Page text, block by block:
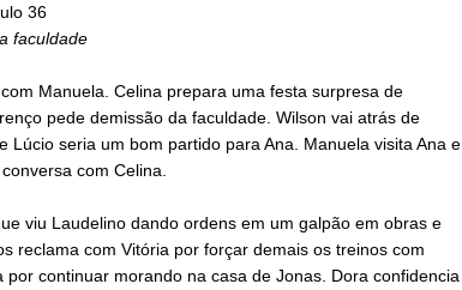
36
faculdade
Manuela. Celina prepara uma festa surpresa de
pede demissão da faculdade. Wilson vai atrás de
Lúcio seria um bom partido para Ana. Manuela visita Ana e
com Celina.
viu Laudelino dando ordens em um galpão em obras e
reclama com Vitória por forçar demais os treinos com
por continuar morando na casa de Jonas. Dora confidencia